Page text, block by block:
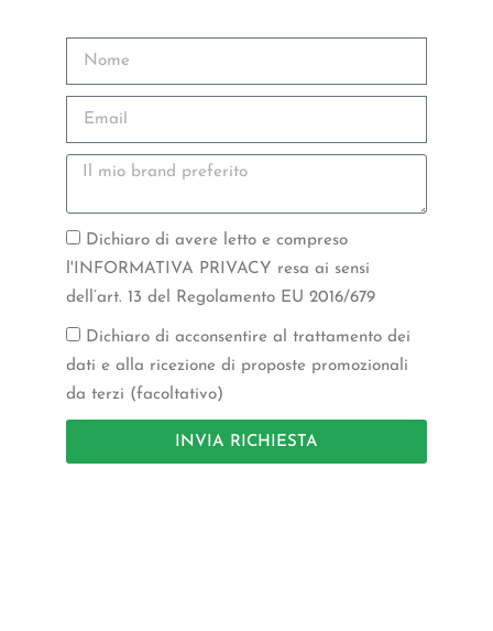
Dichiaro di avere letto e compreso
l'INFORMATIVA PRIVACY resa ai sensi
dell’art. 13 del Regolamento EU 2016/679
Dichiaro di acconsentire al trattamento dei
dati e alla ricezione di proposte promozionali
da terzi (facoltativo)
INVIA RICHIESTA